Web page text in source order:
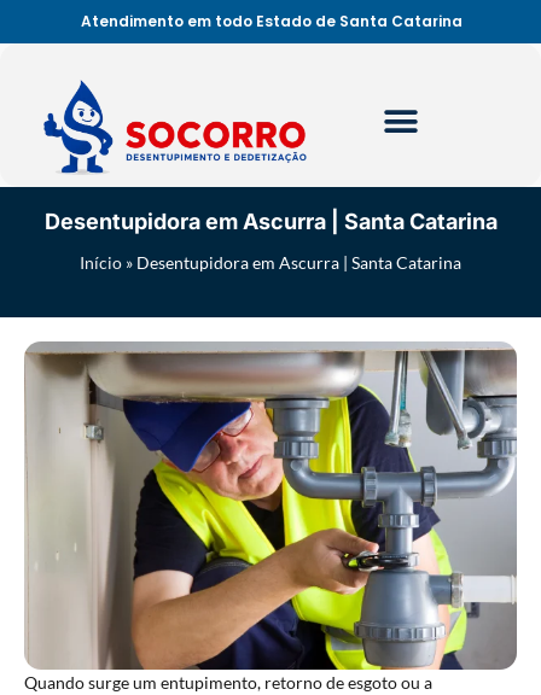
Atendimento em todo Estado de Santa Catarina
Desentupidora em Ascurra | Santa Catarina
Início » Desentupidora em Ascurra | Santa Catarina
Quando surge um entupimento, retorno de esgoto ou a